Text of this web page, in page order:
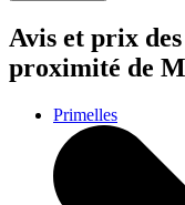
Avis et prix des
proximité de
Primelles